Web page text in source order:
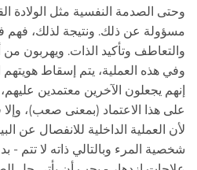
وحتى الصدمة النفسية مثل الولادة
مسؤولة عن ذلك. ونتيجة لذلك، فهم
والتعاطف وتأكيد الذات. ويهربون
وفي هذه العملية، يتم إسقاط
إنهم يجعلون الآخرين معتمدين
على هذا الاعتماد (بمعنى صعب)، وإلا
لأن العملية الداخلية للانفصال عن
شخصية المرء وبالتالي ذاته لا تتم -